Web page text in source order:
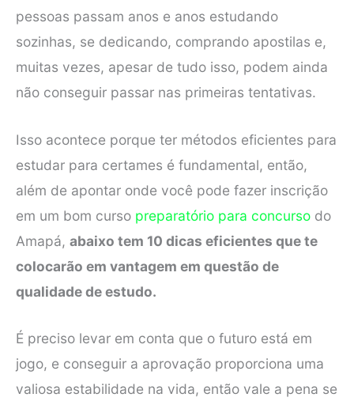
pessoas passam anos e anos estudando
sozinhas, se dedicando, comprando apostilas e,
muitas vezes, apesar de tudo isso, podem ainda
não conseguir passar nas primeiras tentativas.
Isso acontece porque ter métodos eficientes para
estudar para certames é fundamental, então,
além de apontar onde você pode fazer inscrição
em um bom curso preparatório para concurso do
Amapá, abaixo tem 10 dicas eficientes que te
colocarão em vantagem em questão de
qualidade de estudo.
É preciso levar em conta que o futuro está em
jogo, e conseguir a aprovação proporciona uma
valiosa estabilidade na vida, então vale a pena se